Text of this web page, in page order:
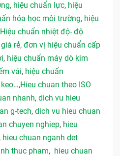
, hiệu chuẩn lực, hiệu
hóa học môi trường, hiệu
Hiệu chuẩn nhiệt độ- độ
rẻ, đơn vị hiệu chuẩn cấp
, hiệu chuẩn máy dò kim
vải, hiệu chuẩn
…,Hieu chuan theo ISO
nhanh, dich vu hieu
g-tech, dich vu hieu chuan
chuyen nghiep, hieu
, hieu chuan nganh det
thuc pham, hieu chuan